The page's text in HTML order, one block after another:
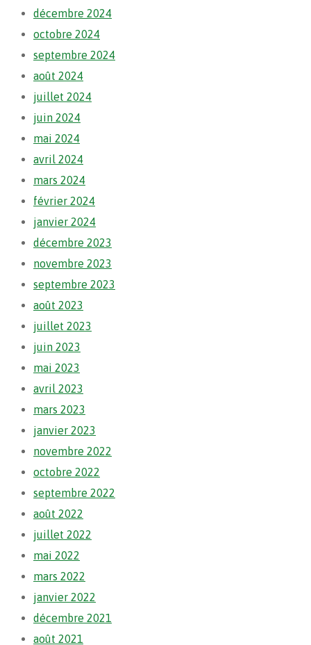
décembre 2024
octobre 2024
septembre 2024
août 2024
juillet 2024
juin 2024
mai 2024
avril 2024
mars 2024
février 2024
janvier 2024
décembre 2023
novembre 2023
septembre 2023
août 2023
juillet 2023
juin 2023
mai 2023
avril 2023
mars 2023
janvier 2023
novembre 2022
octobre 2022
septembre 2022
août 2022
juillet 2022
mai 2022
mars 2022
janvier 2022
décembre 2021
août 2021